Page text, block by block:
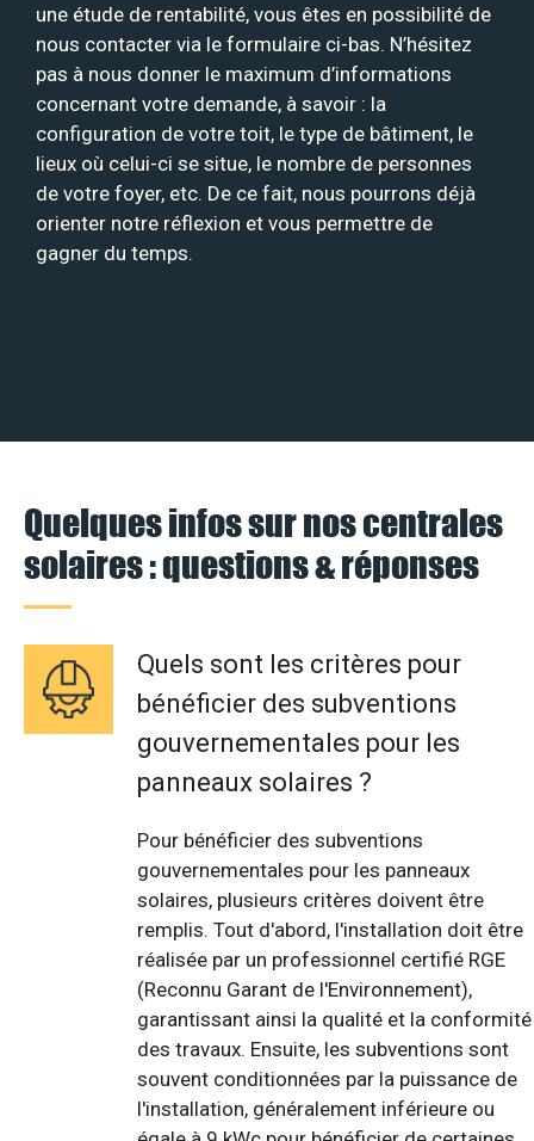
une étude de rentabilité, vous êtes en possibilité de
nous contacter via le formulaire ci-bas. N’hésitez
pas à nous donner le maximum d’informations
concernant votre demande, à savoir : la
configuration de votre toit, le type de bâtiment, le
lieux où celui-ci se situe, le nombre de personnes
de votre foyer, etc. De ce fait, nous pourrons déjà
orienter notre réflexion et vous permettre de
gagner du temps.
Quelques infos sur nos centrales
solaires : questions & réponses
Quels sont les critères pour
bénéficier des subventions
gouvernementales pour les
panneaux solaires ?
Pour bénéficier des subventions
gouvernementales pour les panneaux
solaires, plusieurs critères doivent être
remplis. Tout d'abord, l'installation doit être
réalisée par un professionnel certifié RGE
(Reconnu Garant de l'Environnement),
garantissant ainsi la qualité et la conformité
des travaux. Ensuite, les subventions sont
souvent conditionnées par la puissance de
l'installation, généralement inférieure ou